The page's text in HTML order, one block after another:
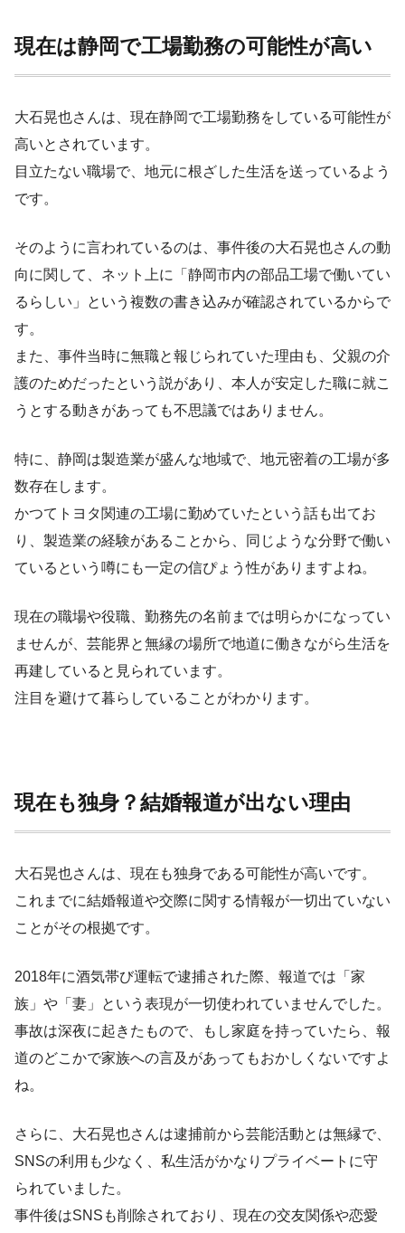
現在は静岡で工場勤務の可能性が高い
大石晃也さんは、現在静岡で工場勤務をしている可能性が
高いとされています。
目立たない職場で、地元に根ざした生活を送っているよう
です。
そのように言われているのは、事件後の大石晃也さんの動
向に関して、ネット上に「静岡市内の部品工場で働いてい
るらしい」という複数の書き込みが確認されているからで
す。
また、事件当時に無職と報じられていた理由も、父親の介
護のためだったという説があり、本人が安定した職に就こ
うとする動きがあっても不思議ではありません。
特に、静岡は製造業が盛んな地域で、地元密着の工場が多
数存在します。
かつてトヨタ関連の工場に勤めていたという話も出てお
り、製造業の経験があることから、同じような分野で働い
ているという噂にも一定の信ぴょう性がありますよね。
現在の職場や役職、勤務先の名前までは明らかになってい
ませんが、芸能界と無縁の場所で地道に働きながら生活を
再建していると見られています。
注目を避けて暮らしていることがわかります。
現在も独身？結婚報道が出ない理由
大石晃也さんは、現在も独身である可能性が高いです。
これまでに結婚報道や交際に関する情報が一切出ていない
ことがその根拠です。
2018年に酒気帯び運転で逮捕された際、報道では「家
族」や「妻」という表現が一切使われていませんでした。
事故は深夜に起きたもので、もし家庭を持っていたら、報
道のどこかで家族への言及があってもおかしくないですよ
ね。
さらに、大石晃也さんは逮捕前から芸能活動とは無縁で、
SNSの利用も少なく、私生活がかなりプライベートに守
られていました。
事件後はSNSも削除されており、現在の交友関係や恋愛